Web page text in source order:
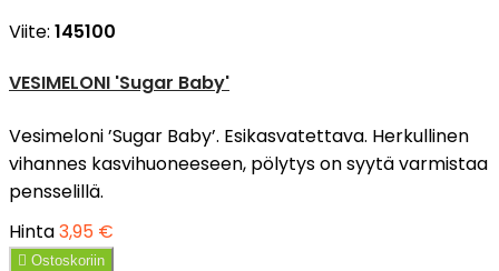
Viite: 145100
VESIMELONI 'Sugar Baby'
Vesimeloni ’Sugar Baby’. Esikasvatettava. Herkullinen
vihannes kasvihuoneeseen, pölytys on syytä varmistaa
pensselillä.
Hinta3,95 €
 Ostoskoriin